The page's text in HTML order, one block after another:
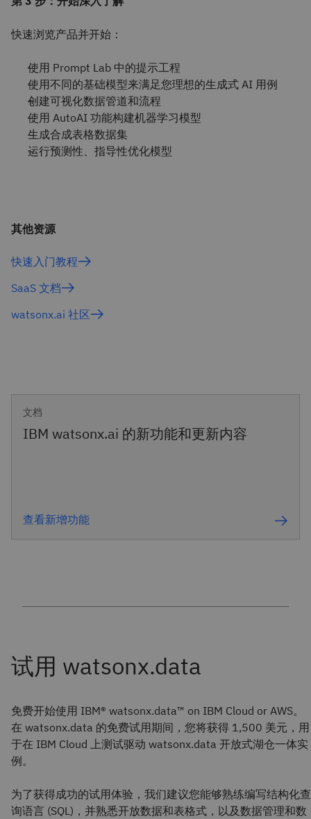
快速浏览产品并开始：
使用 Prompt Lab 中的提示工程
使用不同的基础模型来满足您理想的生成式 AI 用例
创建可视化数据管道和流程
使用 AutoAI 功能构建机器学习模型
生成合成表格数据集
运行预测性、指导性优化模型
其他资源
快速入门教程
SaaS 文档
watsonx.ai 社区
文档
IBM watsonx.ai 的新功能和更新内容
查看新增功能
免费开始使用 IBM® watsonx.data™ on IBM Cloud or AWS。
在 watsonx.data 的免费试用期间，您将获得 1,500 美元，用
于在 IBM Cloud 上测试驱动 watsonx.data 开放式湖仓一体实
例。
为了获得成功的试用体验，我们建议您能够熟练编写结构化查
询语言 (SQL)，并熟悉开放数据和表格式，以及数据管理和数